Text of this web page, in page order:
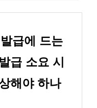
급에 드는
급 소요 시
해야 하나